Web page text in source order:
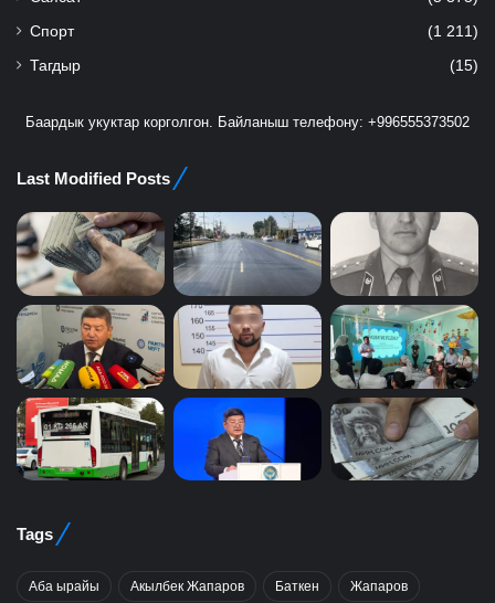
Спорт (1 211)
Тагдыр (15)
Баардык укуктар корголгон. Байланыш телефону: +996555373502
Last Modified Posts
Tags
Аба ырайы Акылбек Жапаров Баткен Жапаров